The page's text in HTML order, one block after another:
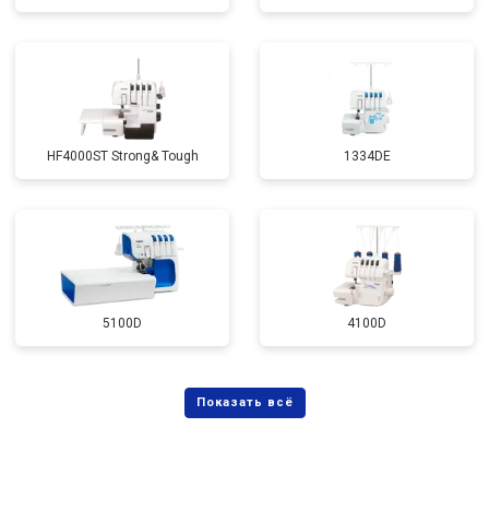
HF4000ST Strong& Tough 1334DE
5100D 4100D